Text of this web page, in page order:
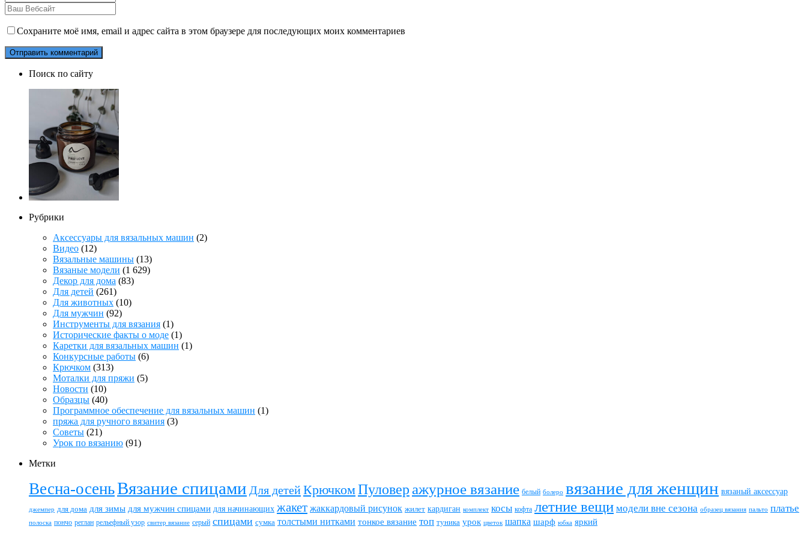
Сохраните моё имя, email и адрес сайта в этом браузере для последующих моих комментариев
Поиск по сайту
Рубрики
Аксессуары для вязальных машин (2)
Видео (12)
Вязальные машины (13)
Вязаные модели (1 629)
Декор для дома (83)
Для детей (261)
Для животных (10)
Для мужчин (92)
Инструменты для вязания (1)
Исторические факты о моде (1)
Каретки для вязальных машин (1)
Конкурсные работы (6)
Крючком (313)
Моталки для пряжи (5)
Новости (10)
Образцы (40)
Программное обеспечение для вязальных машин (1)
пряжа для ручного вязания (3)
Советы (21)
Урок по вязанию (91)
Метки
Весна-осеньВязание спицами Для детейКрючкомПуловер ажурное вязание белый болеро вязание для женщин вязаный аксессуар
джемпер для дома для зимы для мужчин спицами для начинающих жакет жаккардовый рисунок жилет кардиган комплект косы кофта летние вещи модели вне сезона образец вязания пальто платье
полоска пончо реглан рельефный узор свитер вязание серый спицами сумка толстыми нитками тонкое вязание топ туника урок цветок шапка шарф юбка яркий